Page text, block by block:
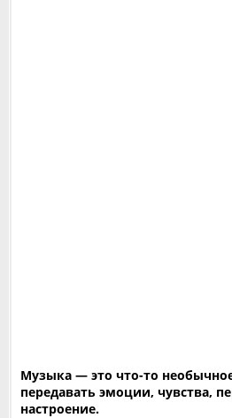
Музыка — это что-то
передавать эмоции, чувства,
настроение.